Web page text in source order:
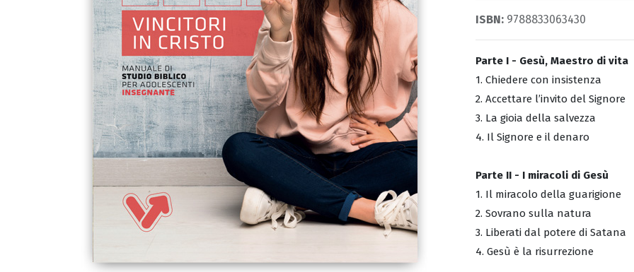
ISBN: 9788833063430
Parte I - Gesù, Maestro di vita
1. Chiedere con insistenza
2. Accettare l’invito del Signore
3. La gioia della salvezza
4. Il Signore e il denaro
Parte II - I miracoli di Gesù
1. Il miracolo della guarigione
2. Sovrano sulla natura
3. Liberati dal potere di Satana
4. Gesù è la risurrezione